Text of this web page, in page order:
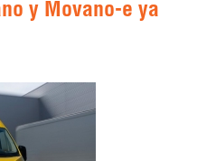
y Movano-e ya